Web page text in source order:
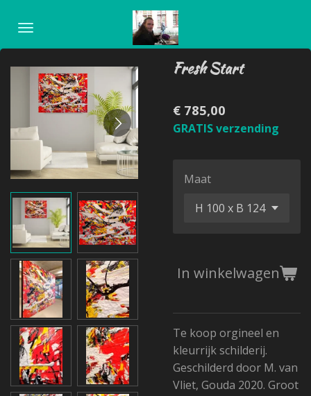
direct
naar
de
hoofdinhoud
Fresh Start
€ 785,00
GRATIS verzending
Maat
In winkelwagen
Te koop orgineel en
kleurrijk schilderij.
Geschilderd door M. van
Vliet, Gouda 2020. Groot